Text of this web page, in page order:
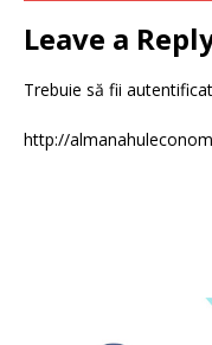
Leave a
Trebuie să fii autentificat
http://